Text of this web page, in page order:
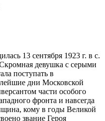
13 сентября 1923 г. в с.
девушка с серыми
поступать в
дни Московской
части особого
фронта и навсегда
кому в годы Великой
звание Героя